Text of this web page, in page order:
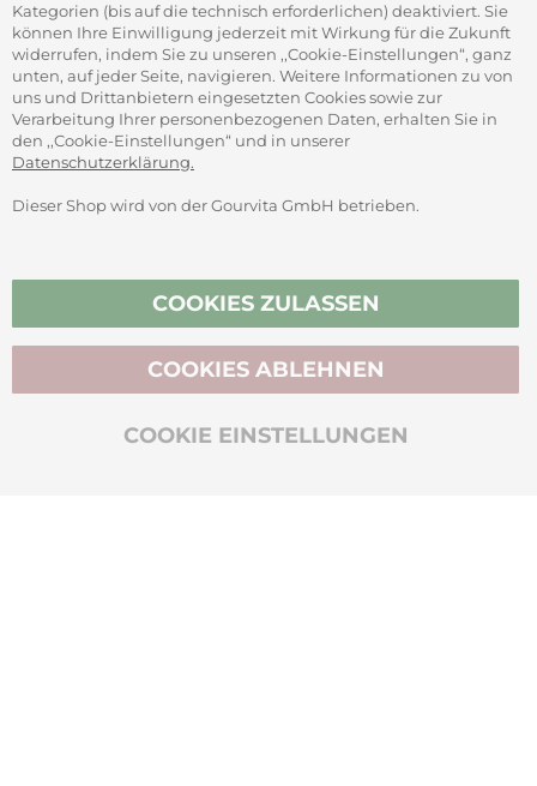
SICHER ZAHLEN
Vertrag widerrufen
BIO-ZERTIFIZIERT
Kategorien (bis auf die technisch erforderlichen) deaktiviert. Sie
können Ihre Einwilligung jederzeit mit Wirkung für die Zukunft
widerrufen, indem Sie zu unseren ,,Cookie-Einstellungen“, ganz
unten, auf jeder Seite, navigieren. Weitere Informationen zu von
uns und Drittanbietern eingesetzten Cookies sowie zur
Verarbeitung Ihrer personenbezogenen Daten, erhalten Sie in
den ,,Cookie-Einstellungen“ und in unserer
Datenschutzerklärung.
Dieser Shop wird von der Gourvita GmbH betrieben.
COOKIES ZULASSEN
COOKIE EINSTELLUNGEN
COOKIES ABLEHNEN